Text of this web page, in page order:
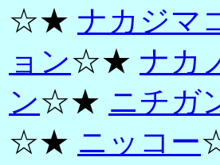
☆★ ナカジマ
ョン☆★ ナカ
ン☆★ ニチガ
☆★ ニッコー